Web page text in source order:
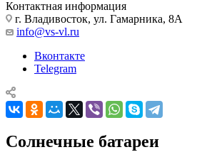
Контактная информация
г. Владивосток, ул. Гамарника, 8А
info@vs-vl.ru
Вконтакте
Telegram
Солнечные батареи